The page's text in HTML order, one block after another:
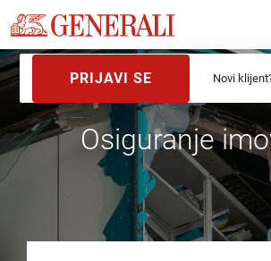
PRIJAVI SE Novi
Osiguranje